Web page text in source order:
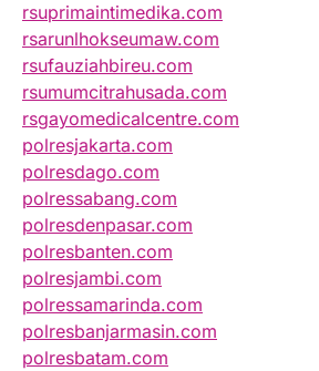
rsuprimaintimedika.com
rsarunlhokseumaw.com
rsufauziahbireu.com
rsumumcitrahusada.com
rsgayomedicalcentre.com
polresjakarta.com
polresdago.com
polressabang.com
polresdenpasar.com
polresbanten.com
polresjambi.com
polressamarinda.com
polresbanjarmasin.com
polresbatam.com